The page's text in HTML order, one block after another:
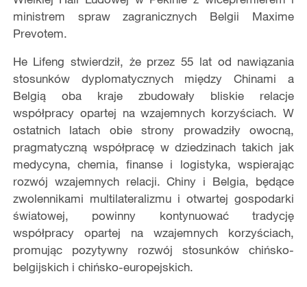
ministrem spraw zagranicznych Belgii Maxime
Prevotem.
He Lifeng stwierdził, że przez 55 lat od nawiązania
stosunków dyplomatycznych między Chinami a
Belgią oba kraje zbudowały bliskie relacje
współpracy opartej na wzajemnych korzyściach. W
ostatnich latach obie strony prowadziły owocną,
pragmatyczną współpracę w dziedzinach takich jak
medycyna, chemia, finanse i logistyka, wspierając
rozwój wzajemnych relacji. Chiny i Belgia, będące
zwolennikami multilateralizmu i otwartej gospodarki
światowej, powinny kontynuować tradycję
współpracy opartej na wzajemnych korzyściach,
promując pozytywny rozwój stosunków chińsko-
belgijskich i chińsko-europejskich.